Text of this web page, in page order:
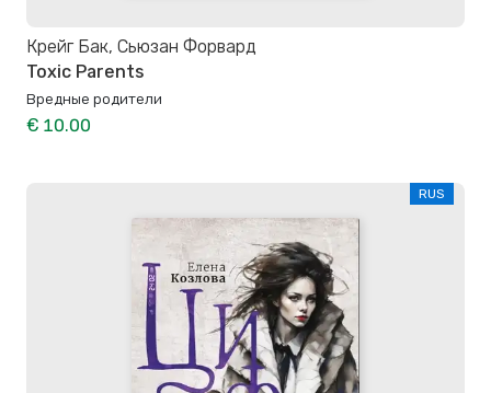
Крейг Бак, Сьюзан Форвард
Toxic Parents
Вредные родители
€ 10.00
RUS